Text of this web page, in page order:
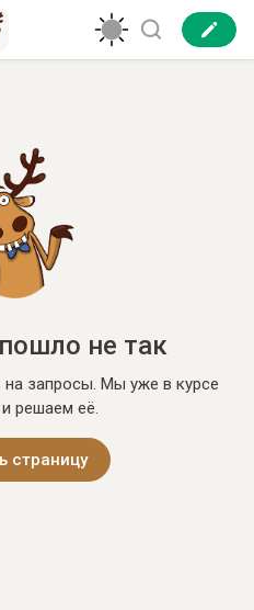
не так
на запросы. Мы уже в курсе
решаем её.
страницу